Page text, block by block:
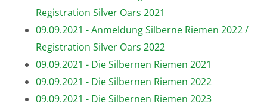
Registration Silver Oars 2021
09.09.2021 - Anmeldung Silberne Riemen 2022 /
Registration Silver Oars 2022
09.09.2021 - Die Silbernen Riemen 2021
09.09.2021 - Die Silbernen Riemen 2022
09.09.2021 - Die Silbernen Riemen 2023